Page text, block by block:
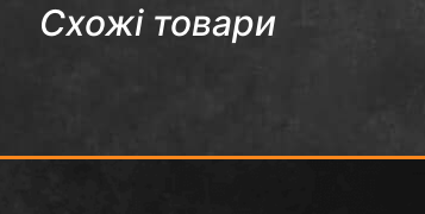
Схожі товари